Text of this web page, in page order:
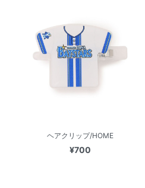
ヘアクリップ/HOME
¥700